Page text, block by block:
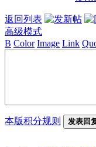
返回列表
高级模式
B Color Image Link
本版积分规则 发表回